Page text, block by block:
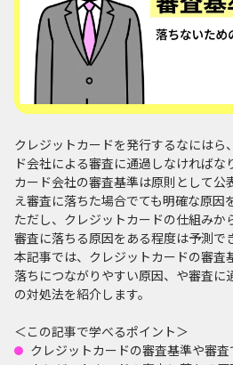
クレジットカードを発行するなにはら
ド会社による審査に通過しなければな
カード会社の審査基準は原則として公
え審査に落ちた場合でても明確な原因
ただし、クレジットカードの仕組みか
審査に落ちる原因をある程度は予測で
本記事では、クレジットカードの審査
落ちにつながりやすい原因、や審査に
の対処法を紹介します。
＜この記事で学べるポイント＞
クレジットカードの審査基準や審